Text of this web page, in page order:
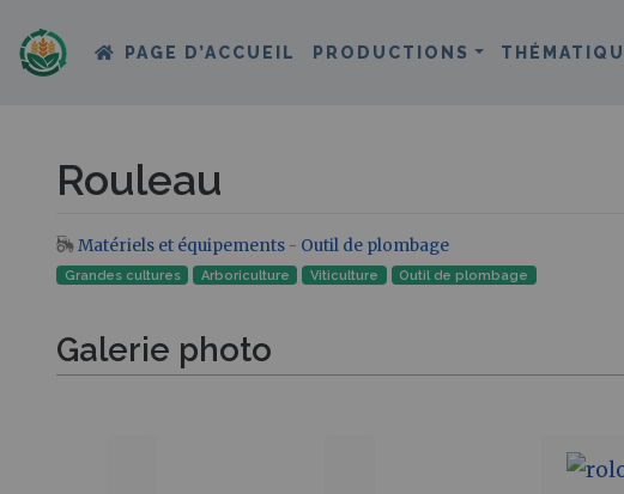
PAGE D’ACCUEIL PRODUCTIONS
Rouleau
Aller à :navigation,rechercher
Matériels et équipements - Outil de plombage
Grandes cultures Arboriculture Viticulture Outil de plombage
Galerie photo